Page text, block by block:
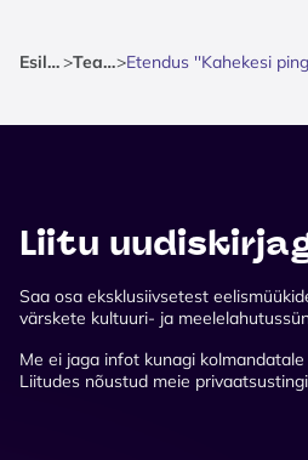
Esileht > Teater>
Liitu
Saa osa eksklusiivsetest
värskete kultuuri- ja
Me ei jaga infot kunagi
Liitudes nõustud meie